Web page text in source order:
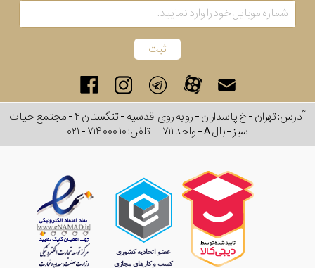
آدرس: تهران - خ پاسداران - رو به روی اقدسیه - تنگستان ۴ - مجتمع حیات
سبز - بال A - واحد ۷۱۱
تلفن:۰۲۱ - ۷۱۴ ۰۰۰ ۱۰